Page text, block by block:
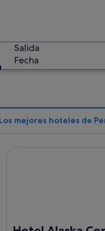
Salida
Fecha
Los mejores hoteles de